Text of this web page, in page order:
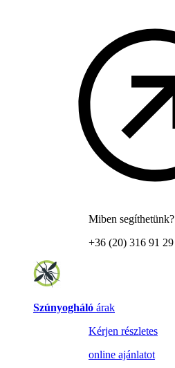
Miben segíthetünk?
+36 (20) 316 91 29
Szúnyogháló árak
Kérjen részletes
online ajánlatot